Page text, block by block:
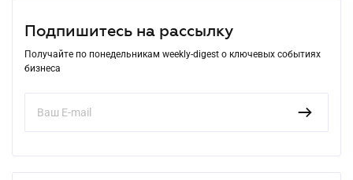
Подпишитесь на рассылку
Получайте по понедельникам weekly-digest о ключевых событиях
бизнеса